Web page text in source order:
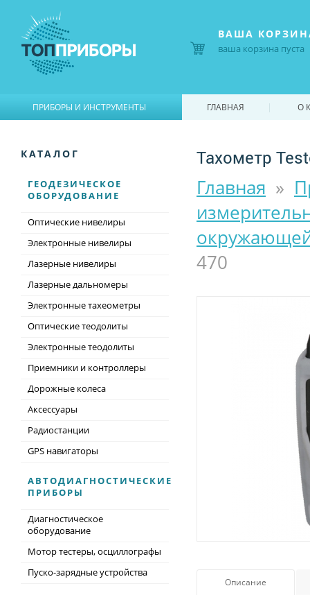
Тахометр
Главная »
470
Описание
КАТАЛОГ
ГЕОДЕЗИЧЕСКОЕ
ОБОРУДОВАНИЕ
Оптические нивелиры
Электронные нивелиры
Лазерные нивелиры
Лазерные дальномеры
Электронные тахеометры
Оптические теодолиты
Электронные теодолиты
Приемники и контроллеры
Дорожные колеса
Аксессуары
Радиостанции
GPS навигаторы
АВТОДИАГНОСТИЧЕСКИЕ
ПРИБОРЫ
Диагностическое
оборудование
Мотор тестеры, осциллографы
Пуско-зарядные устройства
ВАША
ваша корзина пуста
ПРИБОРЫ И ИНСТРУМЕНТЫ ГЛАВНАЯ | О